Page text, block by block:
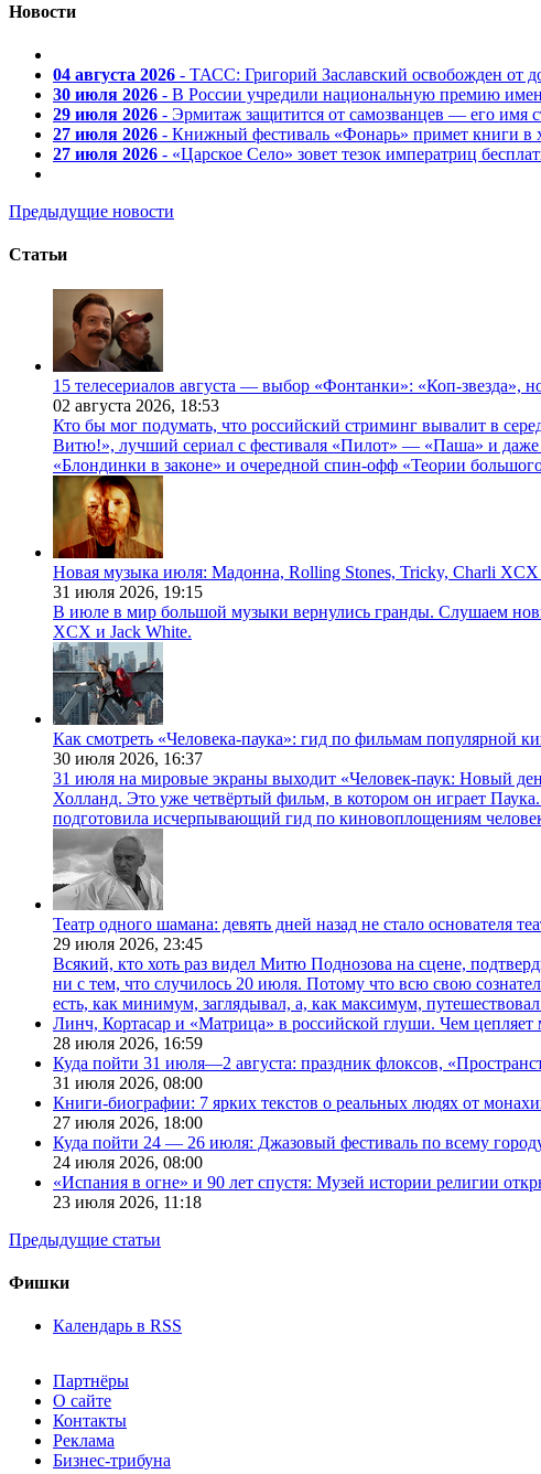
Новости
04 августа 2026 - ТАСС: Григорий Заславский освобожден от
30 июля 2026 - В России учредили национальную премию
29 июля 2026 - Эрмитаж защитится от самозванцев — его имя
27 июля 2026 - Книжный фестиваль «Фонарь» примет книги в
27 июля 2026 - «Царское Село» зовет тезок императриц
Предыдущие новости
Статьи
15 телесериалов августа — выбор «Фонтанки»: «Коп-
02 августа 2026, 18:53
Кто бы мог подумать, что российский стриминг вывалит в
Витю!», лучший сериал с фестиваля «Пилот» — «Паша» и даже
«Блондинки в законе» и очередной спин-офф «Теории
Новая музыка июля: Мадонна, Rolling Stones, Tricky, Charli XCX
31 июля 2026, 19:15
В июле в мир большой музыки вернулись гранды. Слушаем
XCX и Jack White.
Как смотреть «Человека-паука»: гид по фильмам популярной
30 июля 2026, 16:37
31 июля на мировые экраны выходит «Человек-паук: Новый
Холланд. Это уже четвёртый фильм, в котором он играет
подготовила исчерпывающий гид по киновоплощениям
Театр одного шамана: девять дней назад не стало основателя
29 июля 2026, 23:45
Всякий, кто хоть раз видел Митю Поднозова на сцене,
ни с тем, что случилось 20 июля. Потому что всю свою
есть, как минимум, заглядывал, а, как максимум,
Линч, Кортасар и «Матрица» в российской глуши. Чем
28 июля 2026, 16:59
Куда пойти 31 июля—2 августа: праздник флоксов,
31 июля 2026, 08:00
Книги-биографии: 7 ярких текстов о реальных людях от
27 июля 2026, 18:00
Куда пойти 24 — 26 июля: Джазовый фестиваль по всему
24 июля 2026, 08:00
«Испания в огне» и 90 лет спустя: Музей истории религии
23 июля 2026, 11:18
Предыдущие статьи
Фишки
Календарь в RSS
Партнёры
О сайте
Контакты
Реклама
Бизнес-трибуна